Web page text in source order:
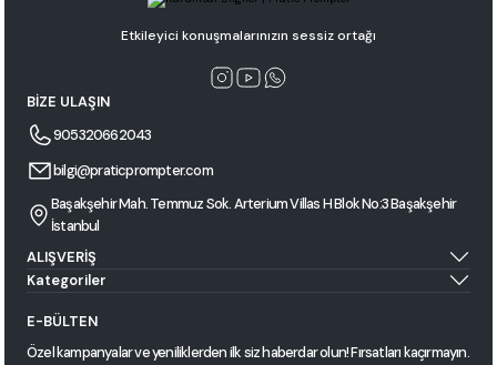
Etkileyici konuşmalarınızın sessiz ortağı
BİZE ULAŞIN
905320662043
bilgi@praticprompter.com
Başakşehir Mah. Temmuz Sok. Arterium Villas H Blok No:3 Başakşehir
İstanbul
ALIŞVERİŞ
Kategoriler
E-BÜLTEN
Özel kampanyalar ve yeniliklerden ilk siz haberdar olun! Fırsatları kaçırmayın.